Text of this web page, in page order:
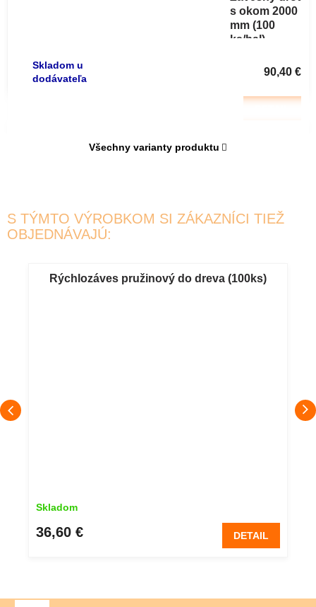
s okom 2000
mm (100
ks/bal)
90,40 €
Skladom u
dodávateľa
Všechny varianty produktu
S TÝMTO VÝROBKOM SI ZÁKAZNÍCI TIEŽ
OBJEDNÁVAJÚ:
Rýchlozáves pružinový do dreva (100ks)
Skladom
36,60 € DETAIL